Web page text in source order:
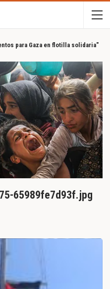
para Gaza en flotilla solidaria"
65989fe7d93f.jpg